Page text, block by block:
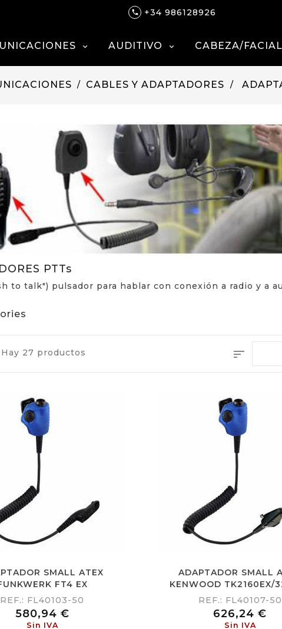
 +34 986128926
 AUDITIVO  CABEZA/FACIAL
CABLES Y ADAPTADORES
PTTs
to talk") pulsador para hablar con conexión a radio y a
Hay 27 productos sort
SMALL ATEX
FT4 EX
REF.: FL40103-50
Precio
580,94 €
Sin IVA
ADAPTADOR SMALL
KENWOOD TK2160EX/
REF.: FL40107-50
Precio
626,24 €
Sin IVA